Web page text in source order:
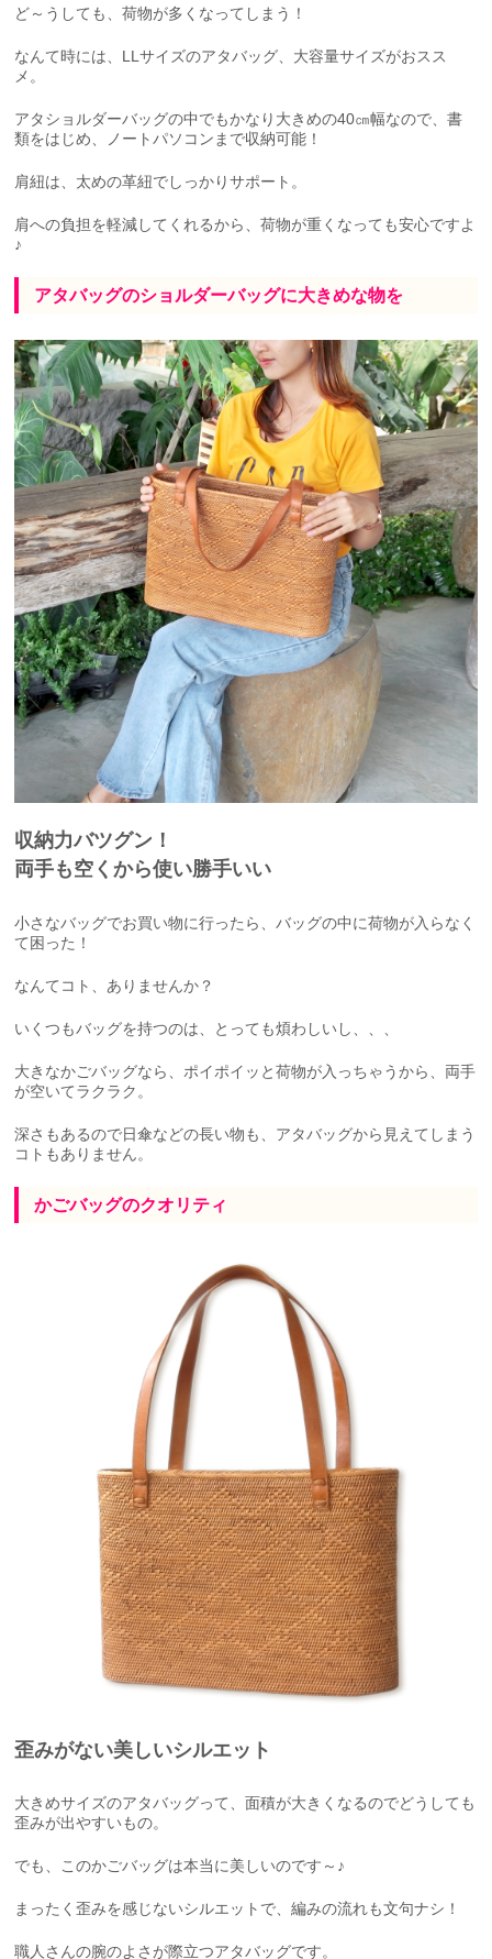
ど～うしても、荷物が多くなってしまう！
なんて時には、LLサイズのアタバッグ、大容量サイズがおスス
メ。
アタショルダーバッグの中でもかなり大きめの40㎝幅なので、書
類をはじめ、ノートパソコンまで収納可能！
肩紐は、太めの革紐でしっかりサポート。
肩への負担を軽減してくれるから、荷物が重くなっても安心ですよ
♪
アタバッグのショルダーバッグに大きめな物を
収納力バツグン！
両手も空くから使い勝手いい
小さなバッグでお買い物に行ったら、バッグの中に荷物が入らなく
て困った！
なんてコト、ありませんか？
いくつもバッグを持つのは、とっても煩わしいし、、、
大きなかごバッグなら、ポイポイッと荷物が入っちゃうから、両手
が空いてラクラク。
深さもあるので日傘などの長い物も、アタバッグから見えてしまう
コトもありません。
かごバッグのクオリティ
歪みがない美しいシルエット
大きめサイズのアタバッグって、面積が大きくなるのでどうしても
歪みが出やすいもの。
でも、このかごバッグは本当に美しいのです～♪
まったく歪みを感じないシルエットで、編みの流れも文句ナシ！
職人さんの腕のよさが際立つアタバッグです。